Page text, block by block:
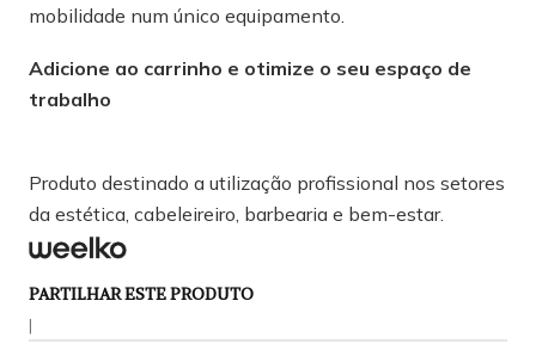
mobilidade num único equipamento.
Adicione ao carrinho e otimize o seu espaço de
trabalho
Produto destinado a utilização profissional nos setores
da estética, cabeleireiro, barbearia e bem-estar.
PARTILHAR ESTE PRODUTO
|